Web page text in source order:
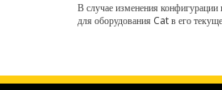
В случае изменения
для оборудования Cat в его